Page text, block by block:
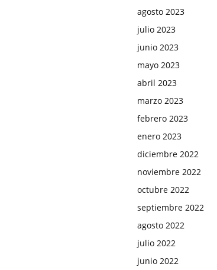
agosto 2023
julio 2023
junio 2023
mayo 2023
abril 2023
marzo 2023
febrero 2023
enero 2023
diciembre 2022
noviembre 2022
octubre 2022
septiembre 2022
agosto 2022
julio 2022
junio 2022